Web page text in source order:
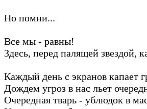
Но помни...
Все мы - равны!
Здесь, перед палящей звездой,
Каждый день с экранов капает
Дождем угроз в нас льет
Очередная тварь - ублюдок в